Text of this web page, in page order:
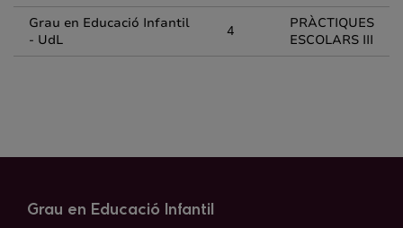
Grau en Educació Infantil
- UdL
4
PRÀCTIQUES
ESCOLARS III
Grau en Educació Infantil